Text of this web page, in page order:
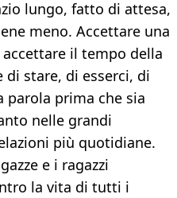
lungo, fatto di attesa,
meno. Accettare una
il tempo della
di stare, di esserci, di
parola prima che sia
nelle grandi
più quotidiane.
e i ragazzi
la vita di tutti i